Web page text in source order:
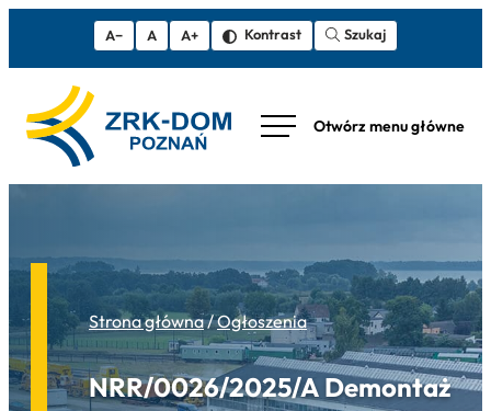
A− A A+ Kontrast Szukaj
Strona główna/Ogłoszenia
NRR/0026/2025/A Demontaż